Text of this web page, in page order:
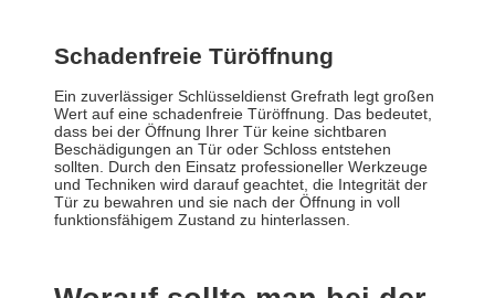
Schadenfreie Türöffnung
Ein zuverlässiger Schlüsseldienst Grefrath legt großen
Wert auf eine schadenfreie Türöffnung. Das bedeutet,
dass bei der Öffnung Ihrer Tür keine sichtbaren
Beschädigungen an Tür oder Schloss entstehen
sollten. Durch den Einsatz professioneller Werkzeuge
und Techniken wird darauf geachtet, die Integrität der
Tür zu bewahren und sie nach der Öffnung in voll
funktionsfähigem Zustand zu hinterlassen.